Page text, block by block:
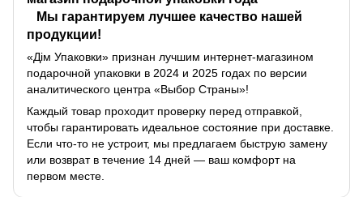
Мы гарантируем лучшее качество нашей
продукции!
«Дім Упаковки» признан лучшим интернет-магазином
подарочной упаковки в 2024 и 2025 годах по версии
аналитического центра «Выбор Страны»!
Каждый товар проходит проверку перед отправкой,
чтобы гарантировать идеальное состояние при доставке.
Если что-то не устроит, мы предлагаем быструю замену
или возврат в течение 14 дней — ваш комфорт на
первом месте.